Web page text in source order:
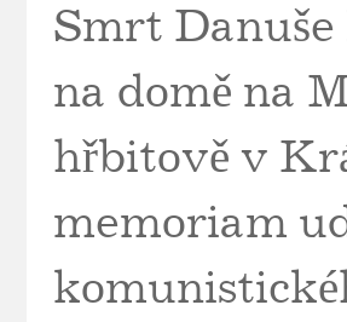
Smrt
na domě na
hřbitově v
memoriam